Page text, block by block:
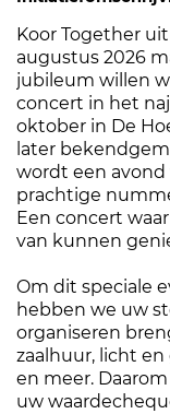
Koor Together
augustus 2026
jubileum willen
concert in het
oktober in De
later
wordt een avond
prachtige
Een concert
van kunnen
Om dit speciale
hebben we uw
organiseren
zaalhuur, licht
en meer.
uw